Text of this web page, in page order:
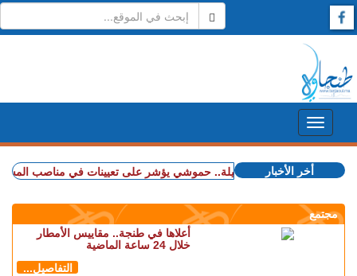
+ شملت طنجة وأصيلة.. حموشي يؤشر على تعيينات في مناصب المسؤولية
أخر الأخبار
مجتمع
أعلاها في طنجة.. مقاييس الأمطار
خلال 24 ساعة الماضية
التفاصيل...